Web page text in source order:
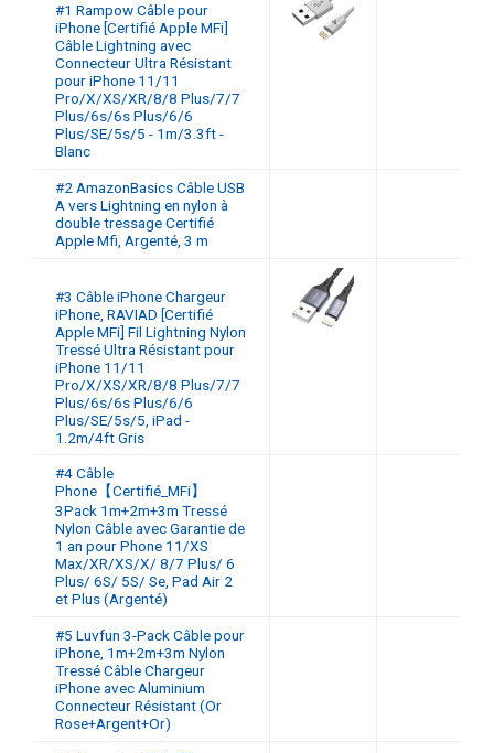
#1 Rampow Câble pour
iPhone [Certifié Apple MFi]
Câble Lightning avec
Connecteur Ultra Résistant
pour iPhone 11/11
Pro/X/XS/XR/8/8 Plus/7/7
Plus/6s/6s Plus/6/6
Plus/SE/5s/5 - 1m/3.3ft -
Blanc
#2 AmazonBasics Câble USB
A vers Lightning en nylon à
double tressage Certifié
Apple Mfi, Argenté, 3 m
#3 Câble iPhone Chargeur
iPhone, RAVIAD [Certifié
Apple MFi] Fil Lightning Nylon
Tressé Ultra Résistant pour
iPhone 11/11
Pro/X/XS/XR/8/8 Plus/7/7
Plus/6s/6s Plus/6/6
Plus/SE/5s/5, iPad -
1.2m/4ft Gris
#4 Câble
Phone【Certifié_MFi】
3Pack 1m+2m+3m Tressé
Nylon Câble avec Garantie de
1 an pour Phone 11/XS
Max/XR/XS/X/ 8/7 Plus/ 6
Plus/ 6S/ 5S/ Se, Pad Air 2
et Plus (Argenté)
#5 Luvfun 3-Pack Câble pour
iPhone, 1m+2m+3m Nylon
Tressé Câble Chargeur
iPhone avec Aluminium
Connecteur Résistant (Or
Rose+Argent+Or)